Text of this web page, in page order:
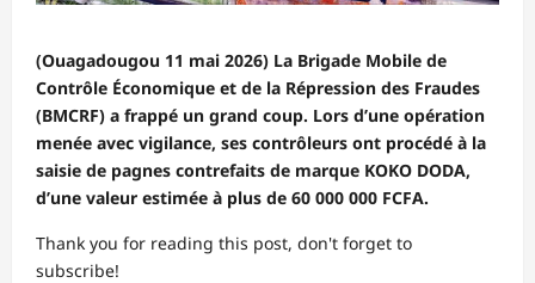
(Ouagadougou 11 mai 2026) La Brigade Mobile de
Contrôle Économique et de la Répression des Fraudes
(BMCRF) a frappé un grand coup. Lors d’une opération
menée avec vigilance, ses contrôleurs ont procédé à la
saisie de pagnes contrefaits de marque KOKO DODA,
d’une valeur estimée à plus de 60 000 000 FCFA.
Thank you for reading this post, don't forget to
subscribe!